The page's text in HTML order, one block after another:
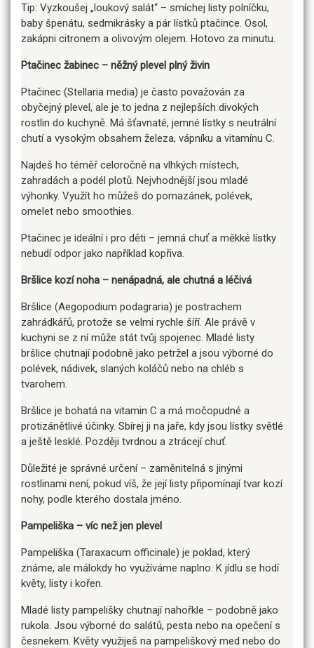
Tip: Vyzkoušej „loukový salát“ – smíchej listy polníčku,
baby špenátu, sedmikrásky a pár lístků ptačince. Osol,
zakápni citronem a olivovým olejem. Hotovo za minutu.
Ptačinec žabinec – něžný plevel plný živin
Ptačinec (Stellaria media) je často považován za
obyčejný plevel, ale je to jedna z nejlepších divokých
rostlin do kuchyně. Má šťavnaté, jemné lístky s neutrální
chutí a vysokým obsahem železa, vápníku a vitamínu C.
Najdeš ho téměř celoročně na vlhkých místech,
zahradách a podél plotů. Nejvhodnější jsou mladé
výhonky. Využít ho můžeš do pomazánek, polévek,
omelet nebo smoothies.
Ptačinec je ideální i pro děti – jemná chuť a měkké lístky
nebudí odpor jako například kopřiva.
Bršlice kozí noha – nenápadná, ale chutná a léčivá
Bršlice (Aegopodium podagraria) je postrachem
zahrádkářů, protože se velmi rychle šíří. Ale právě v
kuchyni se z ní může stát tvůj spojenec. Mladé listy
bršlice chutnají podobně jako petržel a jsou výborné do
polévek, nádivek, slaných koláčů nebo na chléb s
tvarohem.
Bršlice je bohatá na vitamin C a má močopudné a
protizánětlivé účinky. Sbírej ji na jaře, kdy jsou lístky světlé
a ještě lesklé. Později tvrdnou a ztrácejí chuť.
Důležité je správné určení – zaměnitelná s jinými
rostlinami není, pokud víš, že její listy připomínají tvar kozí
nohy, podle kterého dostala jméno.
Pampeliška – víc než jen plevel
Pampeliška (Taraxacum officinale) je poklad, který
známe, ale málokdy ho využíváme naplno. K jídlu se hodí
květy, listy i kořen.
Mladé listy pampelišky chutnají nahořkle – podobně jako
rukola. Jsou výborné do salátů, pesta nebo na opečení s
česnekem. Květy využiješ na pampeliškový med nebo do